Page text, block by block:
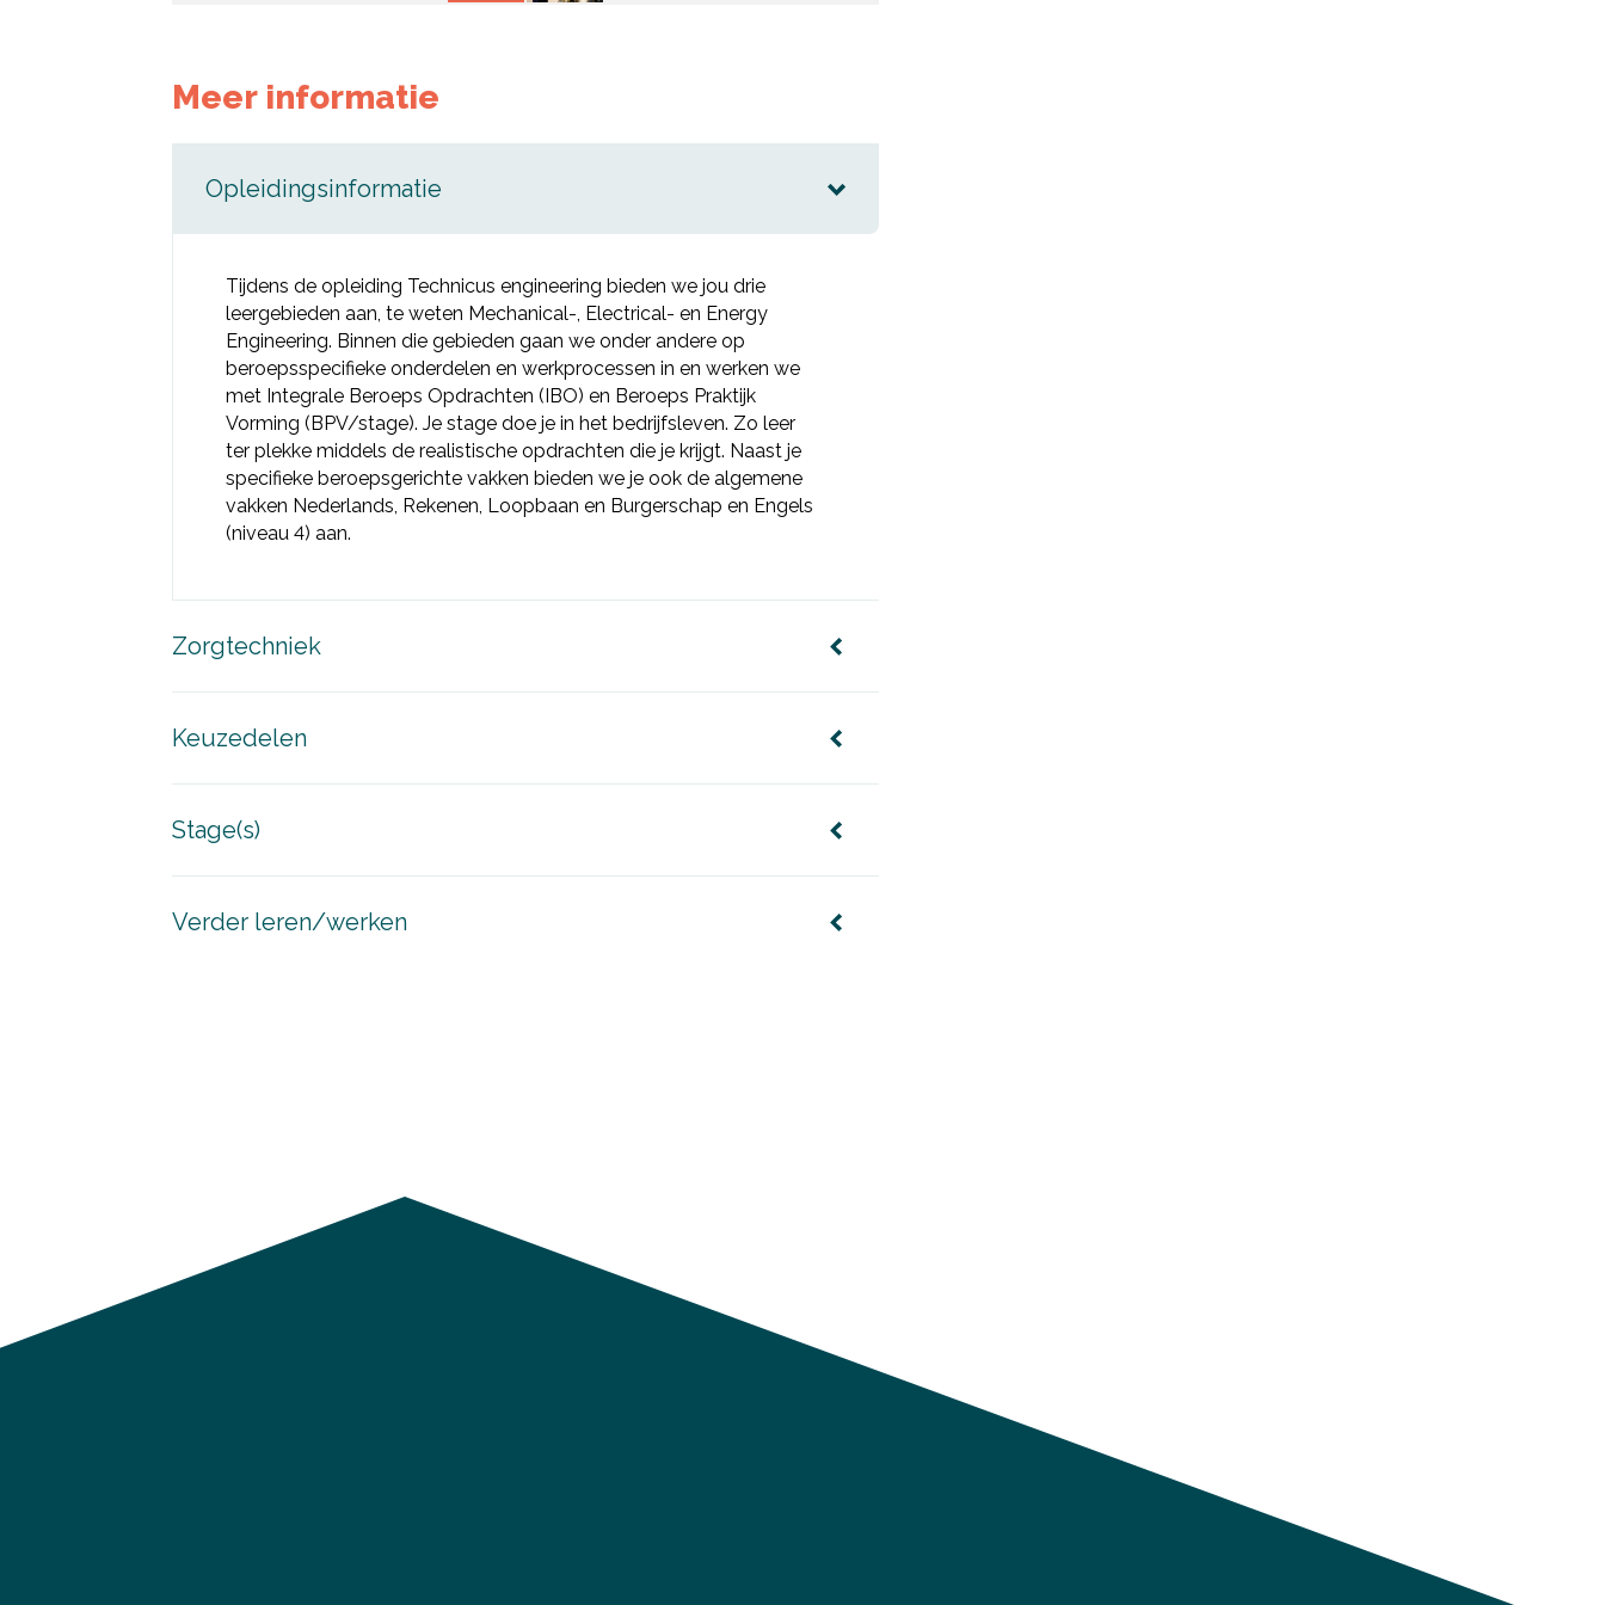
Meer informatie
Opleidingsinformatie
Tijdens de opleiding Technicus engineering bieden we jou drie
leergebieden aan, te weten Mechanical-, Electrical- en Energy
Engineering. Binnen die gebieden gaan we onder andere op
beroepsspecifieke onderdelen en werkprocessen in en werken we
met Integrale Beroeps Opdrachten (IBO) en Beroeps Praktijk
Vorming (BPV/stage). Je stage doe je in het bedrijfsleven. Zo leer
ter plekke middels de realistische opdrachten die je krijgt. Naast je
specifieke beroepsgerichte vakken bieden we je ook de algemene
vakken Nederlands, Rekenen, Loopbaan en Burgerschap en Engels
(niveau 4) aan.
Zorgtechniek
Keuzedelen
Stage(s)
Verder leren/werken
Ik wil graag de nieuwsbrief ontvangen